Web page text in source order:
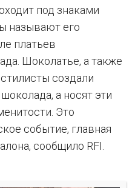
под знаками
называют его
платьев
Шоколатье, а также
создали
а носят эти
Это
событие, главная
сообщило RFI.